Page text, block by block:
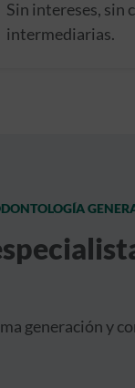
Sin intereses, sin
intermediarias.
generación y